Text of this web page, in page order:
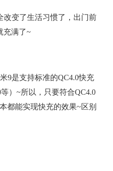
改变了生活习惯了，出门前
充满了~
9是支持标准的QC4.0快充
）~所以，只要符合QC4.0
都能实现快充的效果~区别